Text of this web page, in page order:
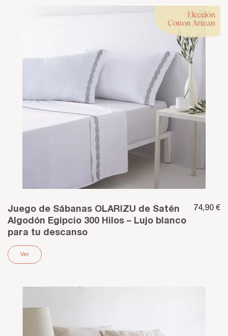
Juego de Sábanas OLARIZU de Satén
Algodón Egipcio 300 Hilos – Lujo blanco
para tu descanso
74,90 €
Ver